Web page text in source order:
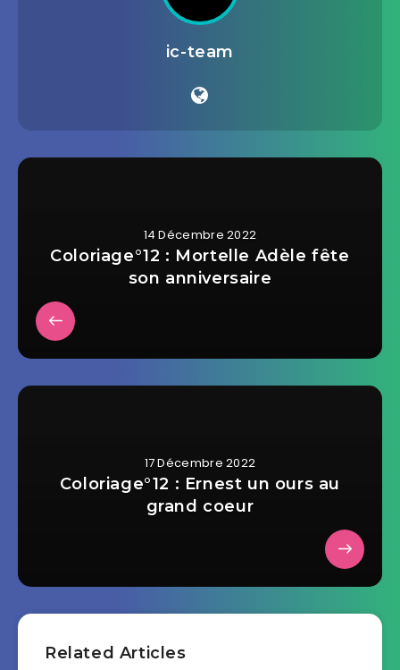
ic-team
14 Décembre 2022
Coloriage°12 : Mortelle Adèle fête
son anniversaire
17 Décembre 2022
Coloriage°12 : Ernest un ours au
grand coeur
Related Articles